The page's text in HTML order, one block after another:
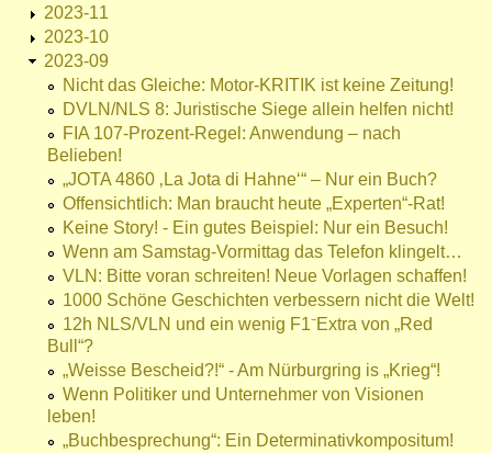
2023-11
2023-10
2023-09
Nicht das Gleiche: Motor-KRITIK ist keine Zeitung!
DVLN/NLS 8: Juristische Siege allein helfen nicht!
FIA 107-Prozent-Regel: Anwendung – nach
Belieben!
„JOTA 4860 ‚La Jota di Hahne‘“ – Nur ein Buch?
Offensichtlich: Man braucht heute „Experten“-Rat!
Keine Story! - Ein gutes Beispiel: Nur ein Besuch!
Wenn am Samstag-Vormittag das Telefon klingelt…
VLN: Bitte voran schreiten! Neue Vorlagen schaffen!
1000 Schöne Geschichten verbessern nicht die Welt!
12h NLS/VLN und ein wenig F1⁻Extra von „Red
Bull“?
„Weisse Bescheid?!“ - Am Nürburgring is „Krieg“!
Wenn Politiker und Unternehmer von Visionen
leben!
„Buchbesprechung“: Ein Determinativkompositum!